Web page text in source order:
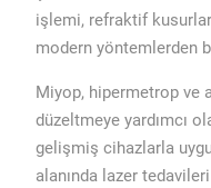
işlemi, refraktif
modern yöntemlerden
Miyop, hipermetrop ve
düzeltmeye yardımcı
gelişmiş cihazlarla
alanında lazer